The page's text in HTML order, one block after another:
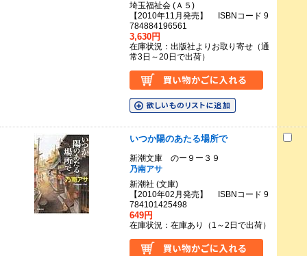
埼玉福祉会 (Ａ５)
【2010年11月発売】 ISBNコード 9
784884196561
3,630円
在庫状況：出版社よりお取り寄せ（通
常3日～20日で出荷）
いつか陽のあたる場所で
新潮文庫 のー９ー３９
乃南アサ
新潮社 (文庫)
【2010年02月発売】 ISBNコード 9
784101425498
649円
在庫状況：在庫あり（1～2日で出荷）